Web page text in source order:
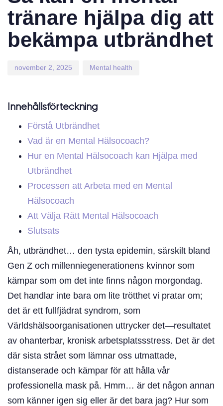
tränare hjälpa dig att
bekämpa utbrändhet
november 2, 2025 Mental health
Innehållsförteckning
Förstå Utbrändhet
Vad är en Mental Hälsocoach?
Hur en Mental Hälsocoach kan Hjälpa med
Utbrändhet
Processen att Arbeta med en Mental
Hälsocoach
Att Välja Rätt Mental Hälsocoach
Slutsats
Åh, utbrändhet… den tysta epidemin, särskilt bland
Gen Z och millenniegenerationens kvinnor som
kämpar som om det inte finns någon morgondag.
Det handlar inte bara om lite trötthet vi pratar om;
det är ett fullfjädrat syndrom, som
Världshälsoorganisationen uttrycker det—resultatet
av ohanterbar, kronisk arbetsplatssstress. Det är det
där sista strået som lämnar oss utmattade,
distanserade och kämpar för att hålla vår
professionella mask på. Hmm… är det någon annan
som känner igen sig eller är det bara jag? Hur som